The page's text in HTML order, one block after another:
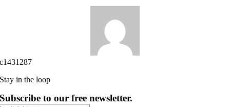
c1431287
Stay in the loop
Subscribe to our free newsletter.